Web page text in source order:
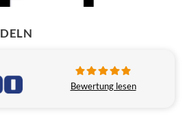
Bewertung lesen